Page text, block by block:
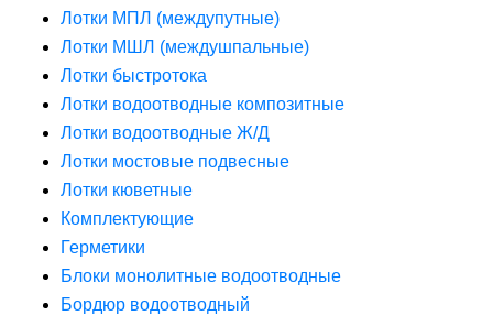
Лотки МПЛ (междупутные)
Лотки МШЛ (междушпальные)
Лотки быстротока
Лотки водоотводные композитные
Лотки водоотводные Ж/Д
Лотки мостовые подвесные
Лотки кюветные
Комплектующие
Герметики
Блоки монолитные водоотводные
Бордюр водоотводный